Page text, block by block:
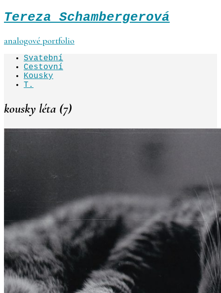
Tereza Schambergerová
analogové portfolio
Svatební
Cestovní
Kousky
T.
kousky léta (7)